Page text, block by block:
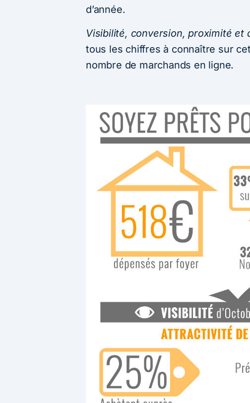
d’année.
Visibilité, conversion, proximité et
tous les chiffres à connaître sur
nombre de marchands en ligne.